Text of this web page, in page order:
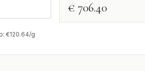
€ 706.40
€120.64/g